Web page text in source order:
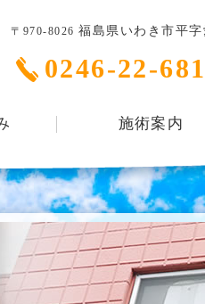
〒970-8026 福島県いわき市平
0246-22-
施術案内